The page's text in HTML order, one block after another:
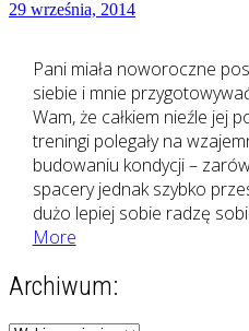
29 września, 2014
Pani miała noworoczne
siebie i mnie
Wam, że całkiem nieźle jej
treningi polegały na
budowaniu kondycji –
spacery jednak szybko
dużo lepiej sobie radzę
MoreBieganie
psem
Archiwum: